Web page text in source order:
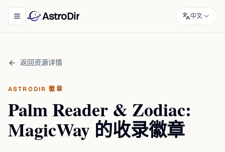
Toggle navigation menu
AstroDir 中文
返回资源详情
ASTRODIR 徽章
Palm Reader & Zodiac:
MagicWay 的收录徽章